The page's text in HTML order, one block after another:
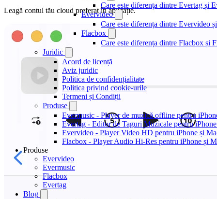
Care este diferența dintre Evertag și
Evervideo
Care este diferența dintre Evervideo
Flacbox
Care este diferența dintre Flacbox și
Juridic
Acord de licență
Aviz juridic
Politica de confidențialitate
Politica privind cookie-urile
Termeni și Condiții
Produse
Evermusic - Player de muzică offline pentru
Evertag - Editor de Taguri Muzicale pentru
Evervideo - Player Video HD pentru iPhone și
Flacbox - Player Audio Hi-Res pentru iPhone și
Produse
Evervideo
Evermusic
Flacbox
Evertag
Blog
Leagă contul tău cloud preferat în aplicație.